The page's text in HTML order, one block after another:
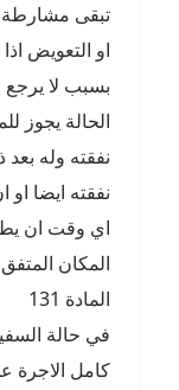
تبقى مشارطة
او التعويض
بسبب لا يرجع
الحالة يجوز
نفقته وله
نفقته ايضا
اي وقت ان
المكان
المادة 131
في حالة
كامل الاجرة